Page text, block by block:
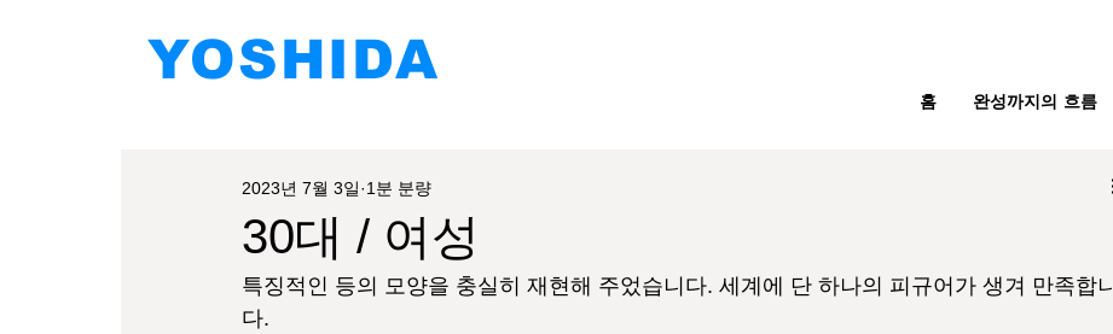
YOSHIDA
홈 완성까지의 흐름
30대 / 여성
2023년 7월 3일 1분 분량
특징적인 등의 모양을 충실히 재현해 주었습니다. 세계에 단 하나의 피규어가 생겨 만족합니
다.